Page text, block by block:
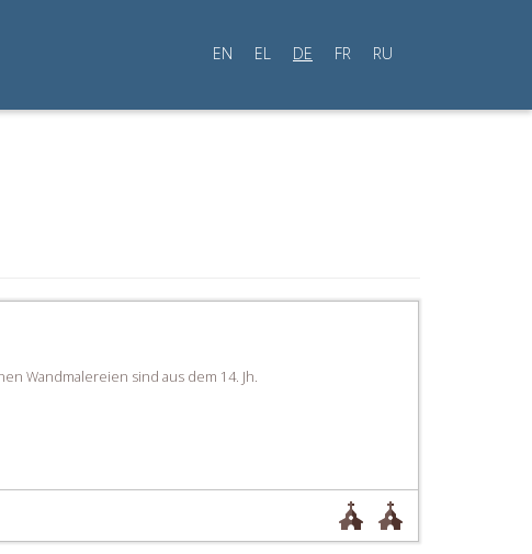
EN EL DE FR RU
Wandmalereien sind aus dem 14. Jh.